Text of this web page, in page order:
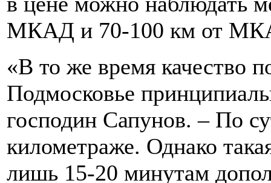
МКАД и 70-100 км от
«В то же время качество
Подмосковье
господин Сапунов. – По
километраже. Однако
лишь 15-20 минутам